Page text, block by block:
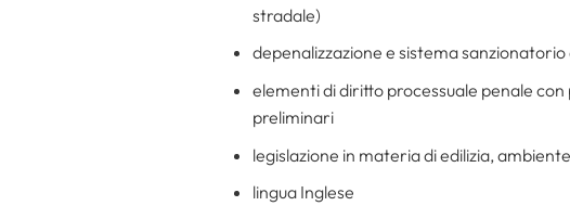
stradale)
depenalizzazione e sistema
elementi di diritto processuale penale
preliminari
legislazione in materia di edilizia,
lingua Inglese